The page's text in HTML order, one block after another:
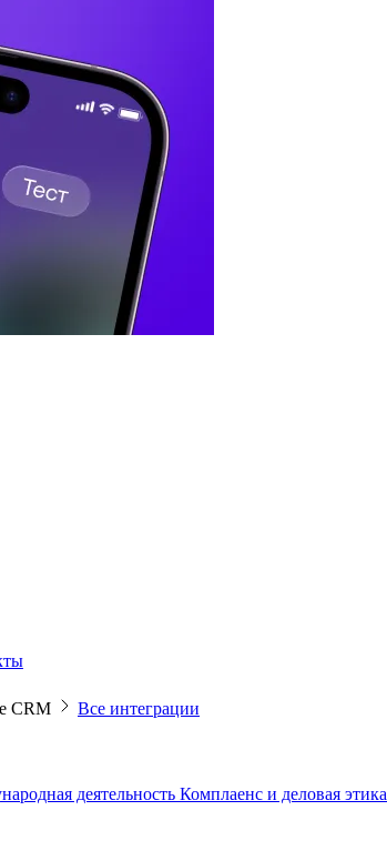
CRM Все интеграции
деятельность Комплаенс и деловая этика